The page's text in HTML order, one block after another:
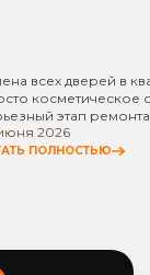
всех дверей в
косметическое
этап
2026
ПОЛНОСТЬЮ